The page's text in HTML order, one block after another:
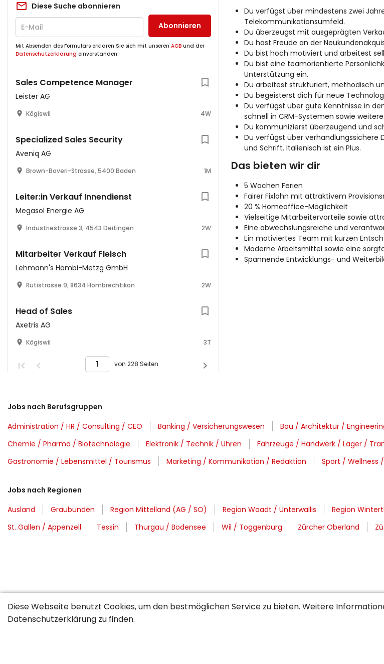
Diese Suche abonnieren
Abonnieren
Mit Absenden des Formulars erklären Sie sich mit unseren AGB und der
Datenschutzerklärung einverstanden.
Sales Competence Manager
Leister AG
Kägiswil 4W
Specialized Sales Security
Aveniq AG
Brown-Boveri-Strasse, 5400 Baden 1M
Leiter:in Verkauf Innendienst
Megasol Energie AG
Industriestrasse 3, 4543 Deitingen 2W
Mitarbeiter Verkauf Fleisch
Lehmann's Hombi-Metzg GmbH
Rütistrasse 9, 8634 Hombrechtikon 2W
Head of Sales
Axetris AG
Kägiswil 3T
von 228 Seiten
Du verfügst über mindestens zwei
Telekommunikationsumfeld.
Du überzeugst mit ausgeprägten
Du hast Freude an der
Du bist hoch motiviert und arbeitest
Du bist eine teamorientierte
Unterstützung ein.
Du arbeitest strukturiert, methodisch
Du begeisterst dich für neue
Du verfügst über gute Kenntnisse in
schnell in CRM-Systemen sowie
Du kommunizierst überzeugend und
Du verfügst über verhandlungssichere
und Schrift. Italienisch ist ein Plus.
Das bieten wir dir
5 Wochen Ferien
Fairer Fixlohn mit attraktivem
20 % Homeoffice-Möglichkeit
Vielseitige Mitarbeitervorteile sowie
Eine abwechslungsreiche und
Ein motiviertes Team mit kurzen
Moderne Arbeitsmittel sowie eine
Spannende Entwicklungs- und
Jobs nach Berufsgruppen
Administration / HR / Consulting / CEO
Banking / Versicherungswesen Bau / Architektur /
Chemie / Pharma / Biotechnologie
Elektronik / Technik / Uhren Fahrzeuge / Handwerk / Lager /
Gastronomie / Lebensmittel / Tourismus
Marketing / Kommunikation / Redaktion Sport / Wellness
Jobs nach Regionen
Ausland
Graubünden Region Mittelland (AG / SO) Region Waadt / Unterwallis Region
St. Gallen / Appenzell
Tessin Thurgau / Bodensee Wil / Toggenburg Zürcher Oberland
Diese Webseite benutzt Cookies, um den bestmöglichen Service zu bieten. Weitere
Datenschutzerklärung zu finden.